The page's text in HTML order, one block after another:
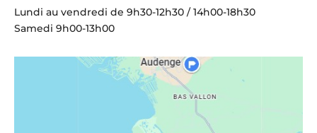
Lundi au vendredi de 9h30-12h30 / 14h00-18h30
Samedi 9h00-13h00